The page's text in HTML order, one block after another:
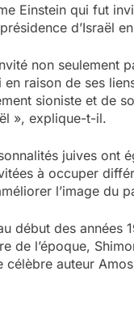
Einstein qui fut
d’Israël
non seulement
en raison de ses
sioniste et de
», explique-t-il.
juives ont
à occuper
l’image du
début des années
de l’époque,
célèbre auteur